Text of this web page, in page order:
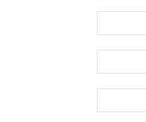
سایت: